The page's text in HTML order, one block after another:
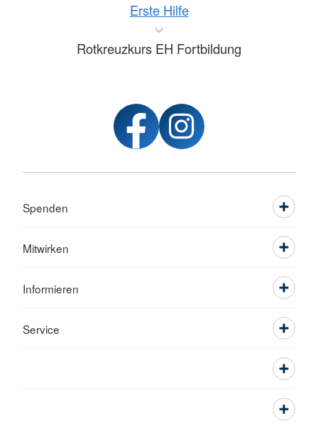
Erste Hilfe
Rotkreuzkurs EH Fortbildung
Spenden
Mitwirken
Informieren
Service